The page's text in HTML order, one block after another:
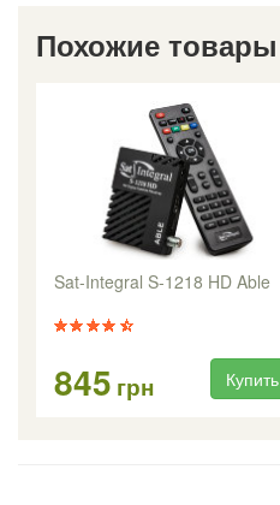
Похожие товары
Sat-Integral S-1218 HD Able
845 грн Купить